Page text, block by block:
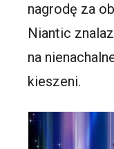
nagrodę za
Niantic
na
kieszeni.